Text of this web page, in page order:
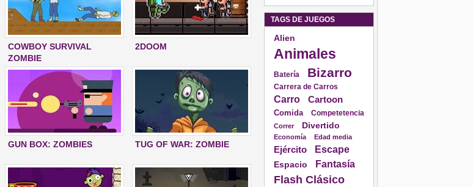
COWBOY SURVIVAL
ZOMBIE
2DOOM
GUN BOX: ZOMBIES TUG OF WAR: ZOMBIE
TAGS DE JUEGOS
Alien
Animales
Batería Bizarro
Carrera de Carros
Carro Cartoon
Comida Competetencia
Correr Divertido
Economía Edad media
Ejército Escape
Espacio Fantasía
Flash Clásico